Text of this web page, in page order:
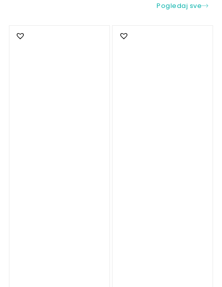
Pogledaj sve